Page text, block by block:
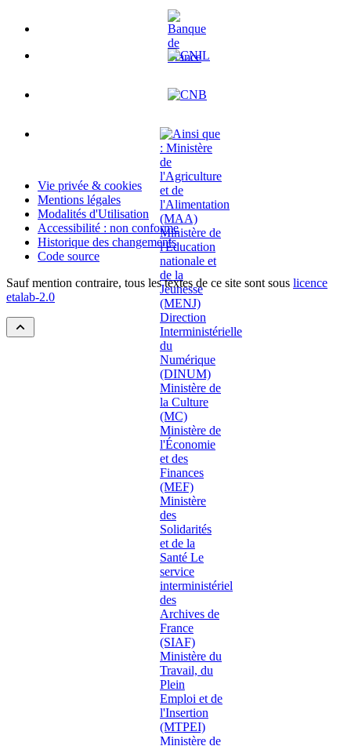
Vie privée & cookies
Mentions légales
Modalités d'Utilisation
Accessibilité : non conforme
Historique des changements
Code source
Sauf mention contraire, tous les textes de ce site sont sous licence
etalab-2.0